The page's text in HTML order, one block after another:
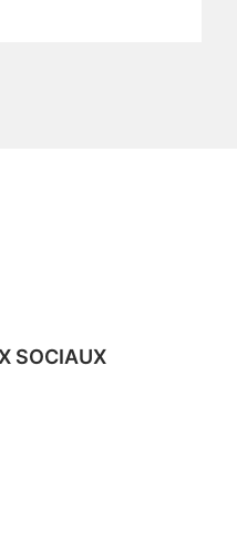
SOCIAUX